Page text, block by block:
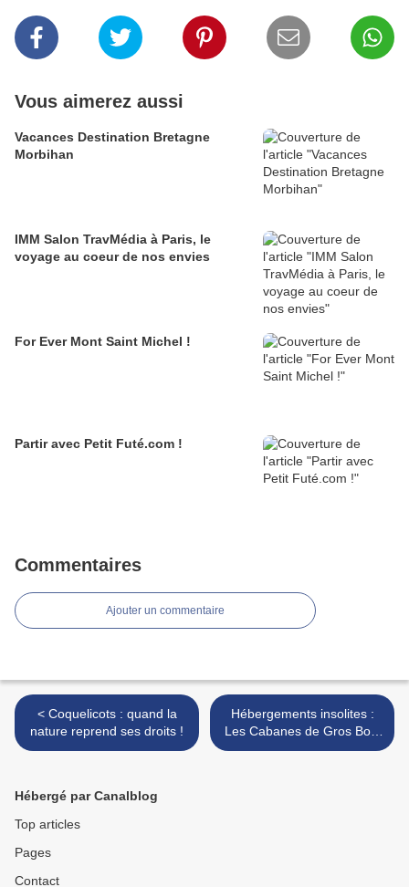
Vous aimerez aussi
Vacances Destination Bretagne
Morbihan
IMM Salon TravMédia à Paris, le
voyage au coeur de nos envies
For Ever Mont Saint Michel !
Partir avec Petit Futé.com !
Commentaires
Ajouter un commentaire
< Coquelicots : quand la
nature reprend ses droits !
Hébergements insolites :
Les Cabanes de Gros Bois
>
Hébergé par Canalblog
Top articles
Pages
Contact